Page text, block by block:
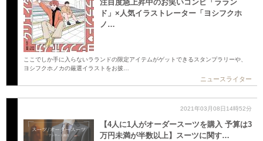
注目度急上昇中のお笑いコンビ「ララン
ド」×人気イラストレーター「ヨシフクホ
ノ…
ここでしか手に入らないラランドの限定アイテムがゲットできるスタンプラリーや、
ヨシフクホノカの厳選イラストをお披…
ニュースライター
2021年03月08日14時52分
【4人に1人がオーダースーツを購入 予算は3
万円未満が半数以上】スーツに関す…